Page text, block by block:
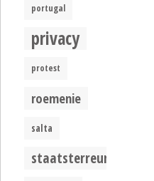
portugal
privacy
protest
roemenie
salta
staatsterreur